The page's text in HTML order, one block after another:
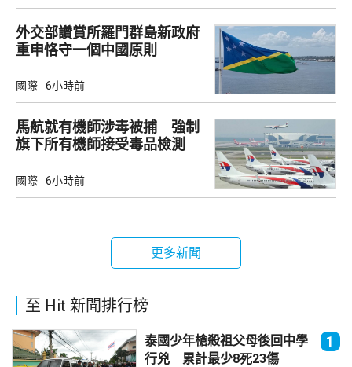
外交部讚賞所羅門群島新政府
重申恪守一個中國原則
國際 6小時前
馬航就有機師涉毒被捕 強制
旗下所有機師接受毒品檢測
國際 6小時前
更多新聞
至 Hit 新聞排行榜
泰國少年槍殺祖父母後回中學
行兇 累計最少8死23傷
1